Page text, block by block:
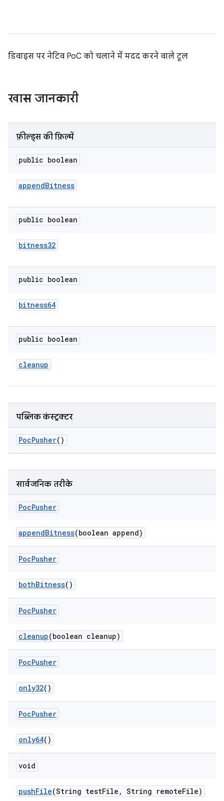
डिवाइस पर नेटिव PoC को चलाने में मदद करने वाले टूल
खास जानकारी
फ़ील्ड्स की फ़िल्में
public boolean
appendBitness
public boolean
bitness32
public boolean
bitness64
public boolean
cleanup
पब्लिक कंस्ट्रक्टर
PocPusher()
सार्वजनिक तरीके
PocPusher
appendBitness(boolean append)
PocPusher
bothBitness()
PocPusher
cleanup(boolean cleanup)
PocPusher
only32()
PocPusher
only64()
void
pushFile(String testFile , String remoteFile)